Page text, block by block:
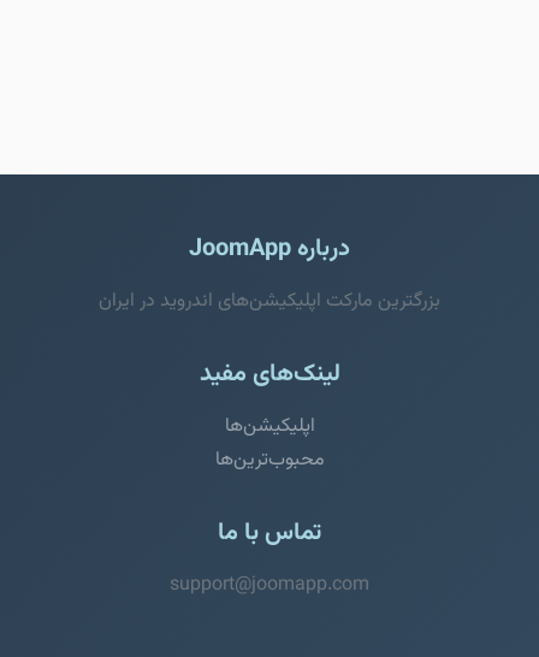
درباره JoomApp
بزرگترین مارکت اپلیکیشن‌های اندروید در ایران
لینک‌های مفید
اپلیکیشن‌ها
محبوب‌ترین‌ها
تماس با ما
support@joomapp.com